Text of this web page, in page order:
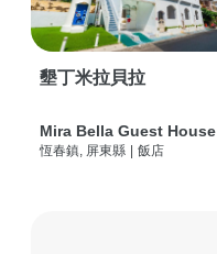
墾丁米拉貝拉
Mira Bella Guest House
恆春鎮, 屏東縣 飯店